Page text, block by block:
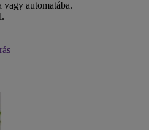
vagy automatába.